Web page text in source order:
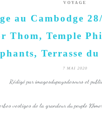
VOYAGE
au Cambodge
Thom, Temple
Terrasse
7 MAI 2020
Rédigé par imagesdupaysdesours et
vestiges de la grandeur du peuple